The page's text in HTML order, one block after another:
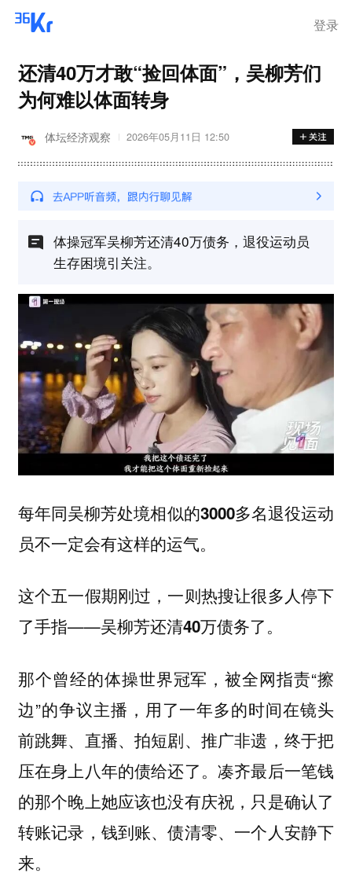
登录
还清40万才敢“捡回体面”，吴柳芳们
为何难以体面转身
体坛经济观察 2026年05月11日 12:50
体操冠军吴柳芳还清40万债务，退役运动员
生存困境引关注。
每年同吴柳芳处境相似的3000多名退役运动
员不一定会有这样的运气。
这个五一假期刚过，一则热搜让很多人停下
了手指——吴柳芳还清40万债务了。
那个曾经的体操世界冠军，被全网指责“擦
边”的争议主播，用了一年多的时间在镜头
前跳舞、直播、拍短剧、推广非遗，终于把
压在身上八年的债给还了。凑齐最后一笔钱
的那个晚上她应该也没有庆祝，只是确认了
转账记录，钱到账、债清零、一个人安静下
来。